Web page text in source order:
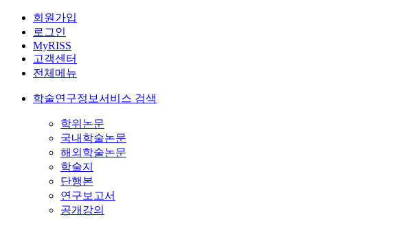
회원가입
로그인
MyRISS
고객센터
전체메뉴
학술연구정보서비스 검색
학위논문
국내학술논문
해외학술논문
학술지
단행본
연구보고서
공개강의